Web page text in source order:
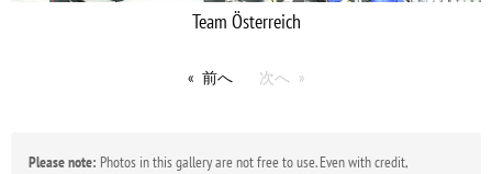
Team Österreich
前へ 次へ
Please note: Photos in this gallery are not free to use. Even with credit,